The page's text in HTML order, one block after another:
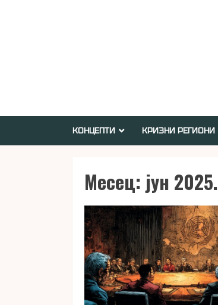
КОНЦЕПТИ КРИЗНИ РЕГИОНИ
Месец: јун 2025.